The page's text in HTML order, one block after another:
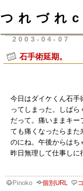
つれづれ
2003-04-07
石手術延期。
今日はダイケくん石手
ってしまった。しば
だって。痛いままキー
ても痛くなったらまた
のにね。午後からはち
昨日無理して仕事しに
Pinoko 個別URL